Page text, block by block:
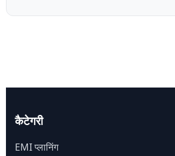
कैटेगरी
EMI प्लानिंग